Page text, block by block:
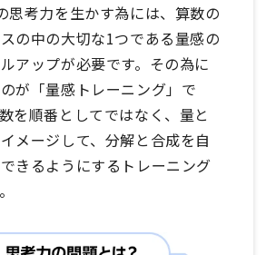
思考力を生かす為には、算数の
の中の大切な1つである量感の
アップが必要です。その為に
が「量感トレーニング」で
を順番としてではなく、量と
メージして、分解と合成を自
きるようにするトレーニング